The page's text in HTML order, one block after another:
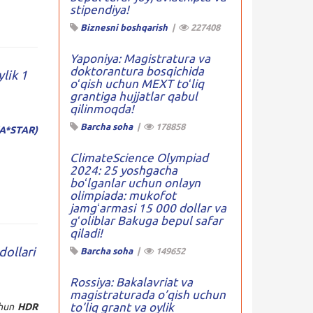
1
HDR
stipendiya!
Biznesni boshqarish| 227408
Yaponiya: Magistratura va
doktorantura bosqichida
oʻqish uchun MEXT toʻliq
grantiga hujjatlar qabul
qilinmoqda!
Barcha soha| 178858
ClimateScience Olympiad
2024: 25 yoshgacha
boʻlganlar uchun onlayn
olimpiada: mukofot
jamgʻarmasi 15 000 dollar va
gʻoliblar Bakuga bepul safar
qiladi!
Barcha soha| 149652
Rossiya: Bakalavriat va
magistraturada o’qish uchun
to’liq grant va oylik